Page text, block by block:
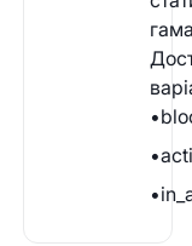
•
•
•